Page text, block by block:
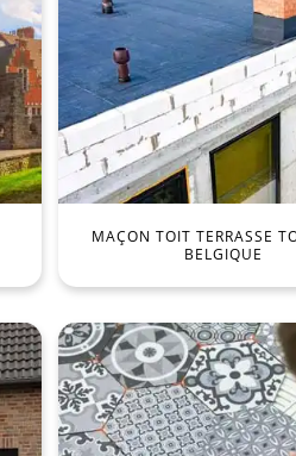
MAÇON TOIT TERRASSE
BELGIQUE